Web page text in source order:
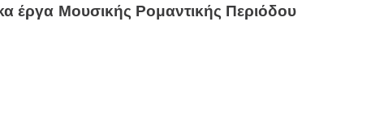
έργα Μουσικής Ρομαντικής Περιόδου